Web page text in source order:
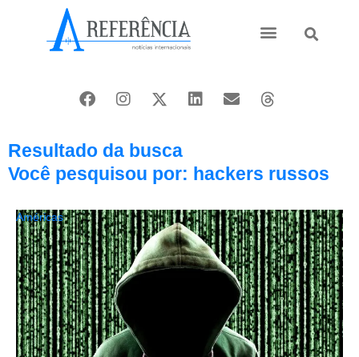
Resultado da busca
Você pesquisou por: hackers russos
Américas